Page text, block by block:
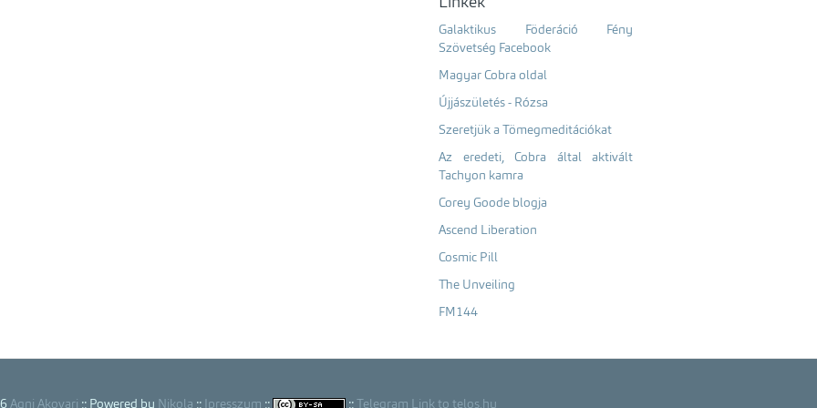
Galaktikus Föderáció Fény
Szövetség Facebook
Magyar Cobra oldal
Újjászületés - Rózsa
Szeretjük a Tömegmeditációkat
Az eredeti, Cobra által aktivált
Tachyon kamra
Corey Goode blogja
Ascend Liberation
Cosmic Pill
The Unveiling
FM144
Agni Akovari :: Powered by Nikola :: Ipresszum :: :: Telegram Link to telos.hu